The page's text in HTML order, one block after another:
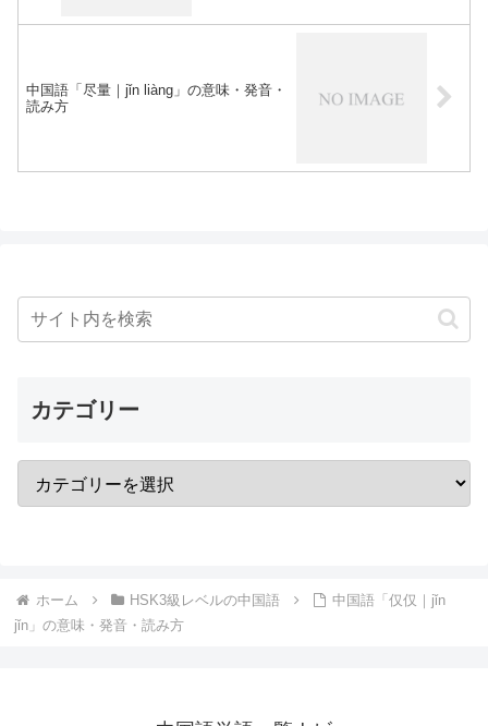
中国語「尽量｜jǐn liàng」の意味・発音・
読み方
カテゴリー
ホーム HSK3級レベルの中国語
中国語「仅仅｜jǐn
jǐn」の意味・発音・読み方